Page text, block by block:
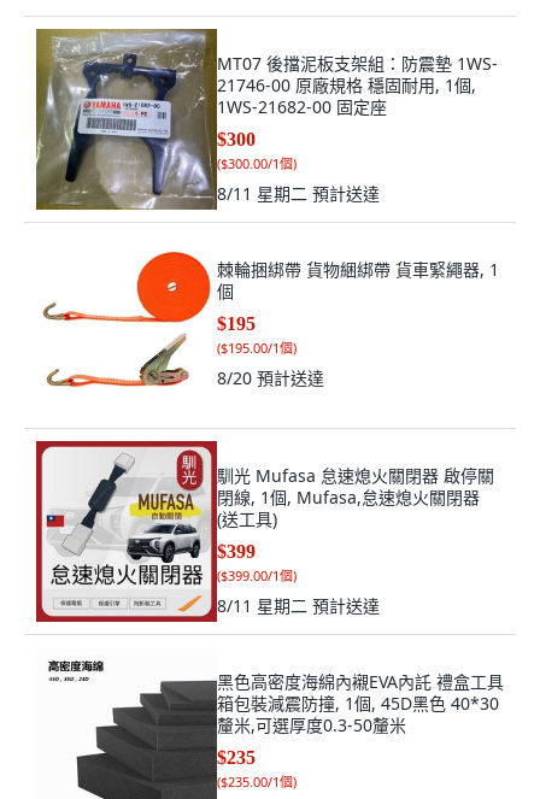
MT07 後擋泥板支架組：防震墊 1WS-
21746-00 原廠規格 穩固耐用, 1個,
1WS-21682-00 固定座
$300
($300.00/1個)
8/11 星期二 預計送達
棘輪捆綁帶 貨物綑綁帶 貨車緊繩器, 1
個
$195
($195.00/1個)
8/20 預計送達
馴光 Mufasa 怠速熄火關閉器 啟停關
閉線, 1個, Mufasa,怠速熄火關閉器
(送工具)
$399
($399.00/1個)
8/11 星期二 預計送達
黑色高密度海綿內襯EVA內託 禮盒工具
箱包裝減震防撞, 1個, 45D黑色 40*30
釐米,可選厚度0.3-50釐米
$235
($235.00/1個)